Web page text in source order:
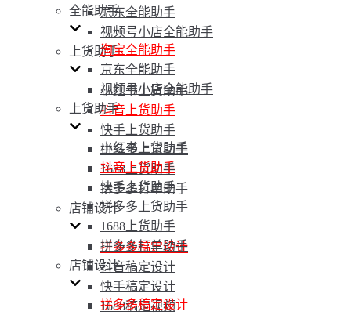
京东全能助手
视频号小店全能助手
上货助手
小红书上货助手
抖音上货助手
快手上货助手
拼多多上货助手
1688上货助手
拼多多打单助手
店铺设计
拼多多稿定设计
抖音稿定设计
快手稿定设计
1688稿定视频
全能助手
淘宝全能助手
京东全能助手
视频号小店全能助手
上货助手
小红书上货助手
抖音上货助手
快手上货助手
拼多多上货助手
1688上货助手
拼多多打单助手
店铺设计
拼多多稿定设计